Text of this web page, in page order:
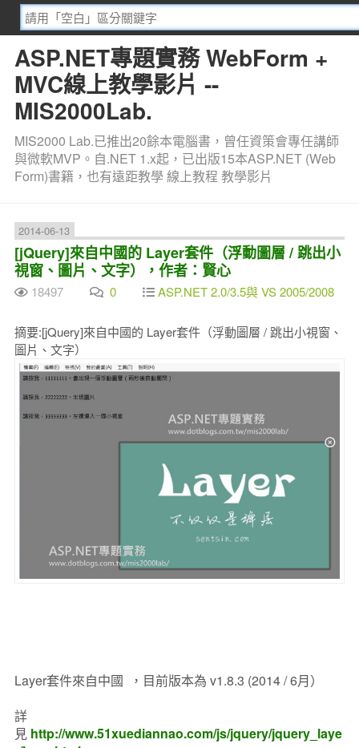
ASP.NET專題實務 WebForm +
MVC線上教學影片 --
MIS2000Lab.
MIS2000 Lab.已推出20餘本電腦書，曾任資策會專任講師
與微軟MVP。自.NET 1.x起，已出版15本ASP.NET (Web
Form)書籍，也有遠距教學 線上教程 教學影片
2014-06-13
[jQuery]來自中國的 Layer套件（浮動圖層 / 跳出小
視窗、圖片、文字），作者：賢心
18497 0 ASP.NET 2.0/3.5與 VS 2005/2008
摘要:[jQuery]來自中國的 Layer套件（浮動圖層 / 跳出小視窗、
圖片、文字）
Layer套件來自中國 ，目前版本為 v1.8.3 (2014 / 6月）
詳
見 http://www.51xuediannao.com/js/jquery/jquery_laye